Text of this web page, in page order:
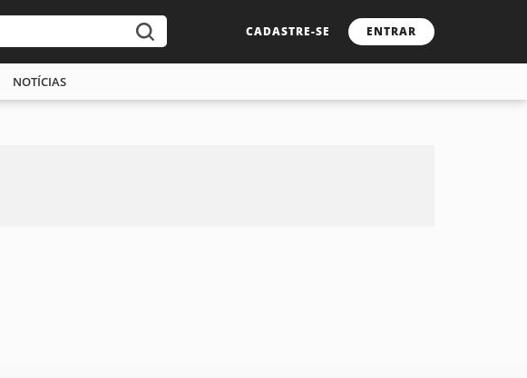
CADASTRE-SE ENTRAR
NOTÍCIAS